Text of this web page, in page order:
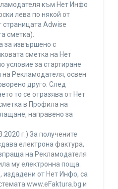
към Нет Инфо
лева по някой от
страницата Adwise
сметка).
за извършено с
сметка на Нет
условие за стартиране
Рекламодателя, освен
друго. След
то се отразява от Нет
в Профила на
направено за
г.) За получените
електрона фактура,
на Рекламодателя
му електронна поща.
издадени от Нет Инфо, са
www.eFaktura.bg и